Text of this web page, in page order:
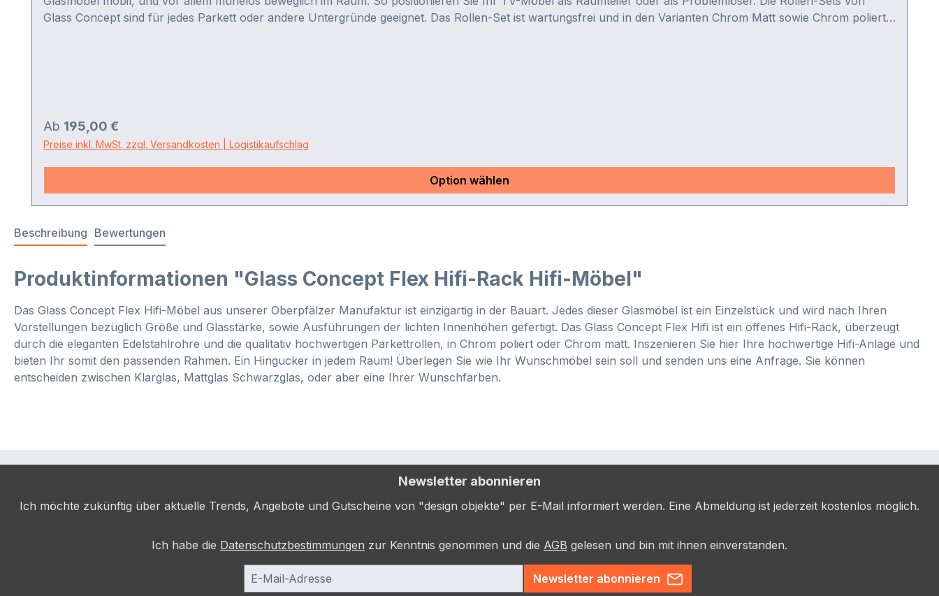
Glass Concept sind für jedes Parkett oder andere Untergründe geeignet. Das Rollen-Set ist wartungsfrei und in den Varianten Chrom Matt sowie Chrom poliert
Regulärer Preis:
Ab 195,00 €
Preise inkl. MwSt. zzgl. Versandkosten | Logistikaufschlag
Option wählen
Beschreibung Bewertungen
Produktinformationen "Glass Concept Flex Hifi-Rack Hifi-Möbel"
Das Glass Concept Flex Hifi-Möbel aus unserer Oberpfälzer Manufaktur ist einzigartig in der Bauart. Jedes dieser Glasmöbel ist ein Einzelstück und wird nach Ihren
Vorstellungen bezüglich Größe und Glasstärke, sowie Ausführungen der lichten Innenhöhen gefertigt. Das Glass Concept Flex Hifi ist ein offenes Hifi-Rack, überzeugt
durch die eleganten Edelstahlrohre und die qualitativ hochwertigen Parkettrollen, in Chrom poliert oder Chrom matt. Inszenieren Sie hier Ihre hochwertige Hifi-Anlage und
bieten Ihr somit den passenden Rahmen. Ein Hingucker in jedem Raum! Überlegen Sie wie Ihr Wunschmöbel sein soll und senden uns eine Anfrage. Sie können
entscheiden zwischen Klarglas, Mattglas Schwarzglas, oder aber eine Ihrer Wunschfarben.
Newsletter abonnieren
Ich möchte zukünftig über aktuelle Trends, Angebote und Gutscheine von "design objekte" per E-Mail informiert werden. Eine Abmeldung ist jederzeit kostenlos möglich.
Ich habe die Datenschutzbestimmungen zur Kenntnis genommen und die AGB gelesen und bin mit ihnen einverstanden.
Newsletter abonnieren